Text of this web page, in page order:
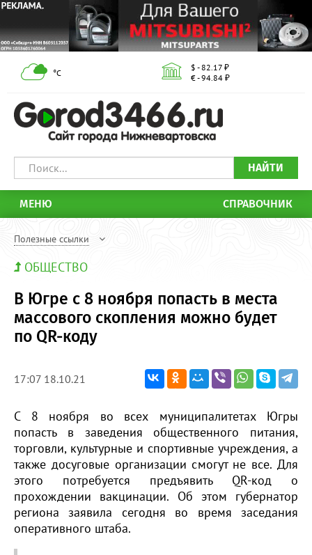
°С
$ - 82.17 ₽
€ - 94.84 ₽
НАЙТИ
МЕНЮ СПРАВОЧНИК
Полезные ссылки
ОБЩЕСТВО
В Югре с 8 ноября попасть в места
массового скопления можно будет
по QR-коду
17:07 18.10.21
С 8 ноября во всех муниципалитетах Югры
попасть в заведения общественного питания,
торговли, культурные и спортивные учреждения, а
также досуговые организации смогут не все. Для
этого потребуется предъявить QR-код о
прохождении вакцинации. Об этом губернатор
региона заявила сегодня во время заседания
оперативного штаба.